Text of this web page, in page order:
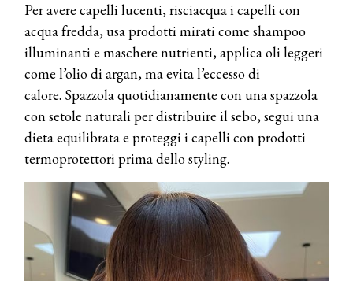
Per avere capelli lucenti, risciacqua i capelli con
acqua fredda, usa prodotti mirati come shampoo
illuminanti e maschere nutrienti, applica oli leggeri
come l’olio di argan, ma evita l’eccesso di
calore. Spazzola quotidianamente con una spazzola
con setole naturali per distribuire il sebo, segui una
dieta equilibrata e proteggi i capelli con prodotti
termoprotettori prima dello styling.